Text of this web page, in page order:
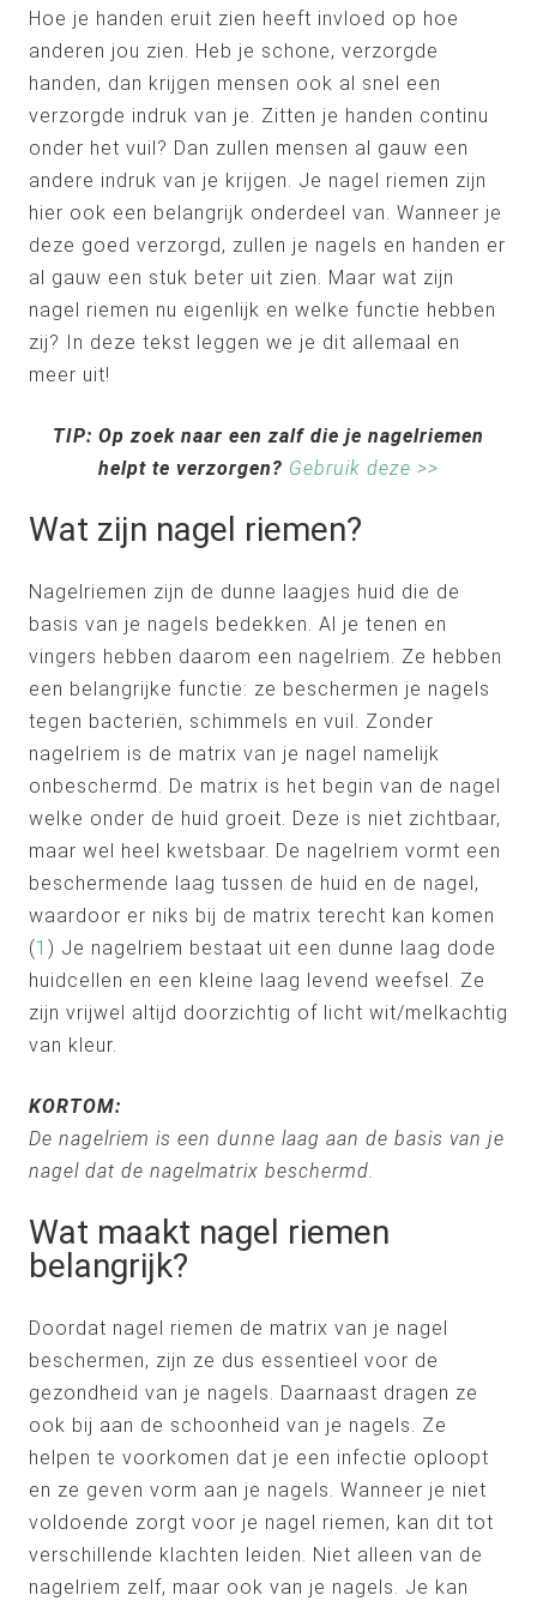
Hoe je handen eruit zien heeft invloed op hoe
anderen jou zien. Heb je schone, verzorgde
handen, dan krijgen mensen ook al snel een
verzorgde indruk van je. Zitten je handen continu
onder het vuil? Dan zullen mensen al gauw een
andere indruk van je krijgen. Je nagel riemen zijn
hier ook een belangrijk onderdeel van. Wanneer je
deze goed verzorgd, zullen je nagels en handen er
al gauw een stuk beter uit zien. Maar wat zijn
nagel riemen nu eigenlijk en welke functie hebben
zij? In deze tekst leggen we je dit allemaal en
meer uit!
TIP: Op zoek naar een zalf die je nagelriemen
helpt te verzorgen? Gebruik deze >>
Wat zijn nagel riemen?
Nagelriemen zijn de dunne laagjes huid die de
basis van je nagels bedekken. Al je tenen en
vingers hebben daarom een nagelriem. Ze hebben
een belangrijke functie: ze beschermen je nagels
tegen bacteriën, schimmels en vuil. Zonder
nagelriem is de matrix van je nagel namelijk
onbeschermd. De matrix is het begin van de nagel
welke onder de huid groeit. Deze is niet zichtbaar,
maar wel heel kwetsbaar. De nagelriem vormt een
beschermende laag tussen de huid en de nagel,
waardoor er niks bij de matrix terecht kan komen
(1 ) Je nagelriem bestaat uit een dunne laag dode
huidcellen en een kleine laag levend weefsel. Ze
zijn vrijwel altijd doorzichtig of licht wit/melkachtig
van kleur.
KORTOM:
De nagelriem is een dunne laag aan de basis van je
nagel dat de nagelmatrix beschermd.
Wat maakt nagel riemen
belangrijk?
Doordat nagel riemen de matrix van je nagel
beschermen, zijn ze dus essentieel voor de
gezondheid van je nagels. Daarnaast dragen ze
ook bij aan de schoonheid van je nagels. Ze
helpen te voorkomen dat je een infectie oploopt
en ze geven vorm aan je nagels. Wanneer je niet
voldoende zorgt voor je nagel riemen, kan dit tot
verschillende klachten leiden. Niet alleen van de
nagelriem zelf, maar ook van je nagels. Je kan